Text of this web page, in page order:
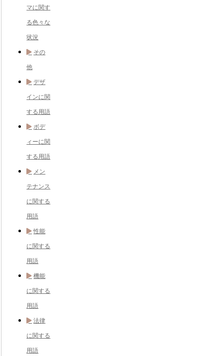
マに関す
る色々な
状況
その
他
デザ
インに関
する用語
ボデ
ィーに関
する用語
メン
テナンス
に関する
用語
性能
に関する
用語
機能
に関する
用語
法律
に関する
用語